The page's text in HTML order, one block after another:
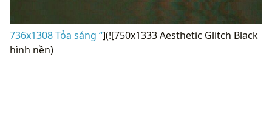
736x1308 Tỏa sáng “](![750x1333 Aesthetic Glitch Black
hình nền)